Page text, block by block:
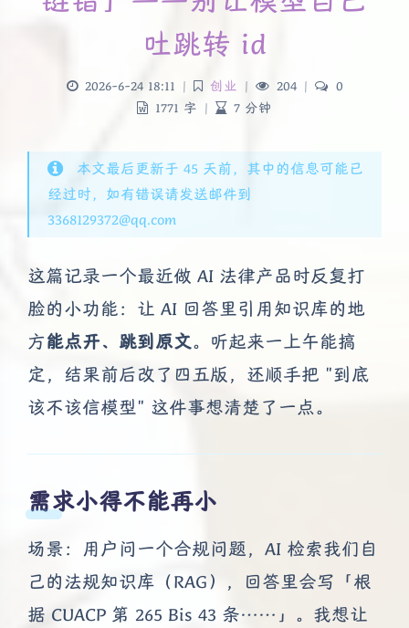
吐跳转 id
2026-6-24 18:11 | 创业 | 204 |
0
1771 字 | 7 分钟
本文最后更新于 45 天前，其中的信息可能已
经过时，如有错误请发送邮件到
3368129372@qq.com
这篇记录一个最近做 AI 法律产品时反复打
脸的小功能：让 AI 回答里引用知识库的地
方能点开、跳到原文。听起来一上午能搞
定，结果前后改了四五版，还顺手把 "到底
该不该信模型" 这件事想清楚了一点。
需求小得不能再小
场景：用户问一个合规问题，AI 检索我们自
己的法规知识库（RAG），回答里会写「根
据 CUACP 第 265 Bis 43 条……」。我想让